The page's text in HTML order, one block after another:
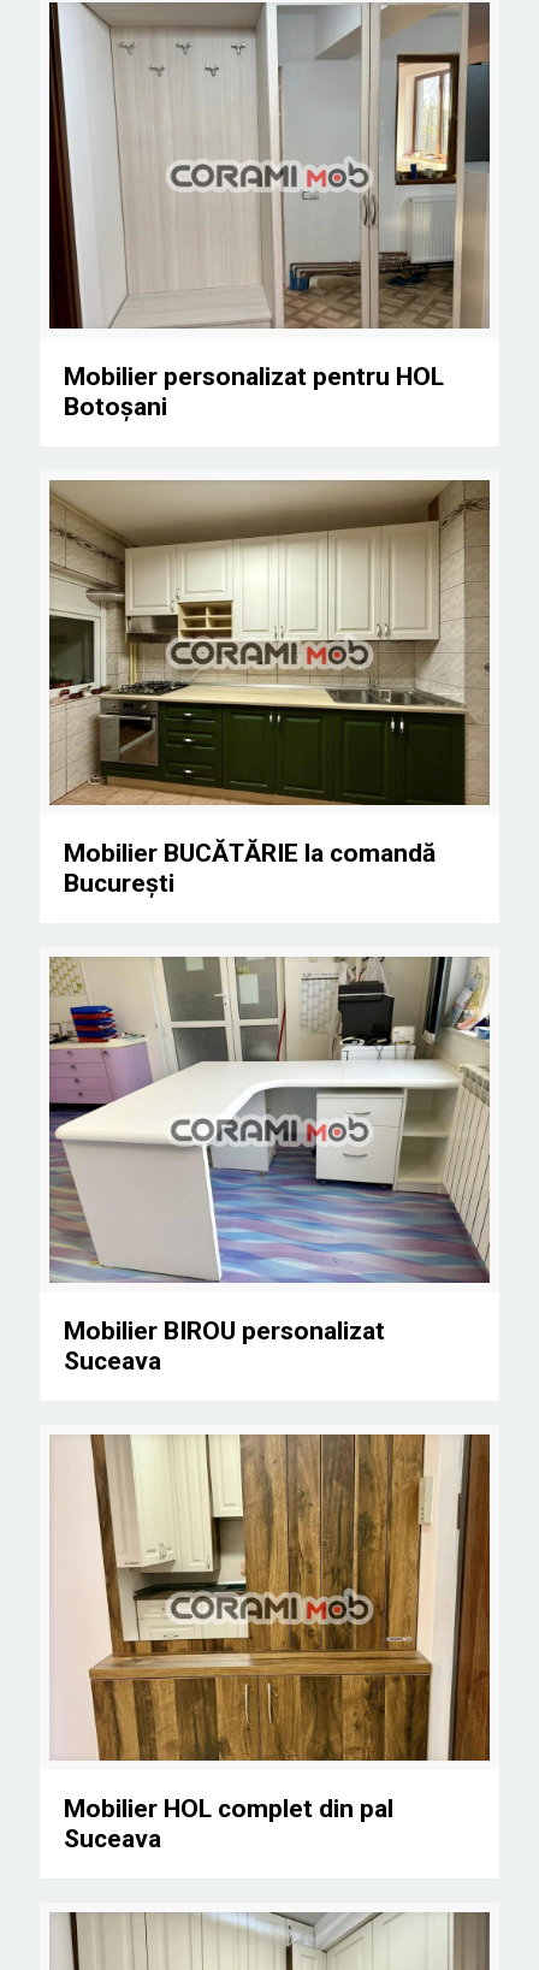
Mobilier personalizat pentru HOL Botoșani
Mobilier personalizat pentru HOL
Botoșani
Mobilier BUCĂTĂRIE la comandă București
Mobilier BUCĂTĂRIE la comandă
București
Mobilier BIROU personalizat Suceava
Mobilier BIROU personalizat
Suceava
Mobilier HOL complet din pal Suceava
Mobilier HOL complet din pal
Suceava